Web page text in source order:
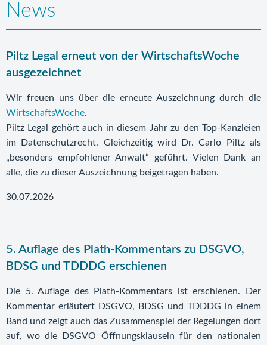
News
Piltz Legal erneut von der WirtschaftsWoche
ausgezeichnet
Wir freuen uns über die erneute Auszeichnung durch die
WirtschaftsWoche.
Piltz Legal gehört auch in diesem Jahr zu den Top-Kanzleien
im Datenschutzrecht. Gleichzeitig wird Dr. Carlo Piltz als
„besonders empfohlener Anwalt“ geführt. Vielen Dank an
alle, die zu dieser Auszeichnung beigetragen haben.
30.07.2026
5. Auflage des Plath-Kommentars zu DSGVO,
BDSG und TDDDG erschienen
Die 5. Auflage des Plath-Kommentars ist erschienen. Der
Kommentar erläutert DSGVO, BDSG und TDDDG in einem
Band und zeigt auch das Zusammenspiel der Regelungen dort
auf, wo die DSGVO Öffnungsklauseln für den nationalen